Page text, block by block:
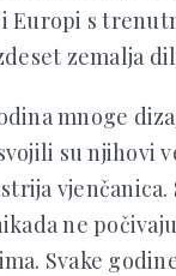
i Europi s
zemalja
mnoge
su njihovi
vjenčanica.
ne
Svake